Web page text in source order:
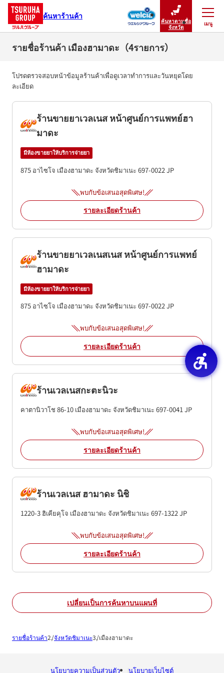
ค้นหาร้านค้า
ค้นหาตามชื่อ
จังหวัด
เมนู
ปิดเมนู
รายชื่อร้านค้า เมืองฮามาดะ（4รายการ）
โปรดตรวจสอบหน้าข้อมูลร้านค้าเพื่อดูเวลาทำการและวันหยุดโดย
ละเอียด
ร้านขายยาเวลเนส หน้าศูนย์การแพทย์ฮา
มาดะ
มีห้องขายยาให้บริการจ่ายยา
875 อาไซโจ เมืองฮามาดะ จังหวัดชิมาเนะ 697-0022 JP
พบกับข้อเสนอสุดพิเศษ!
รายละเอียดร้านค้า
ร้านขายยาเวลเนสเนส หน้าศูนย์การแพทย์
ฮามาดะ
มีห้องขายยาให้บริการจ่ายยา
875 อาไซโจ เมืองฮามาดะ จังหวัดชิมาเนะ 697-0022JP
พบกับข้อเสนอสุดพิเศษ!
รายละเอียดร้านค้า
ร้านเวลเนสกะตะนิวะ
คาตานิวาโช 86-10 เมืองฮามาดะ จังหวัดชิมาเนะ 697-0041JP
พบกับข้อเสนอสุดพิเศษ!
รายละเอียดร้านค้า
ร้านเวลเนส ฮามาดะ นิชิ
1220-3 ฮิเคียคุโจ เมืองฮามาดะ จังหวัดชิมาเนะ 697-1322JP
พบกับข้อเสนอสุดพิเศษ!
รายละเอียดร้านค้า
เปลี่ยนเป็นการค้นหาบนแผนที่
รายชื่อร้านค้า จังหวัดชิมาเนะ เมืองฮามาดะ
นโยบายความเป็นส่วนตัว นโยบายเว็บไซต์